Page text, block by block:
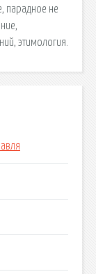
парадное не
этимология.